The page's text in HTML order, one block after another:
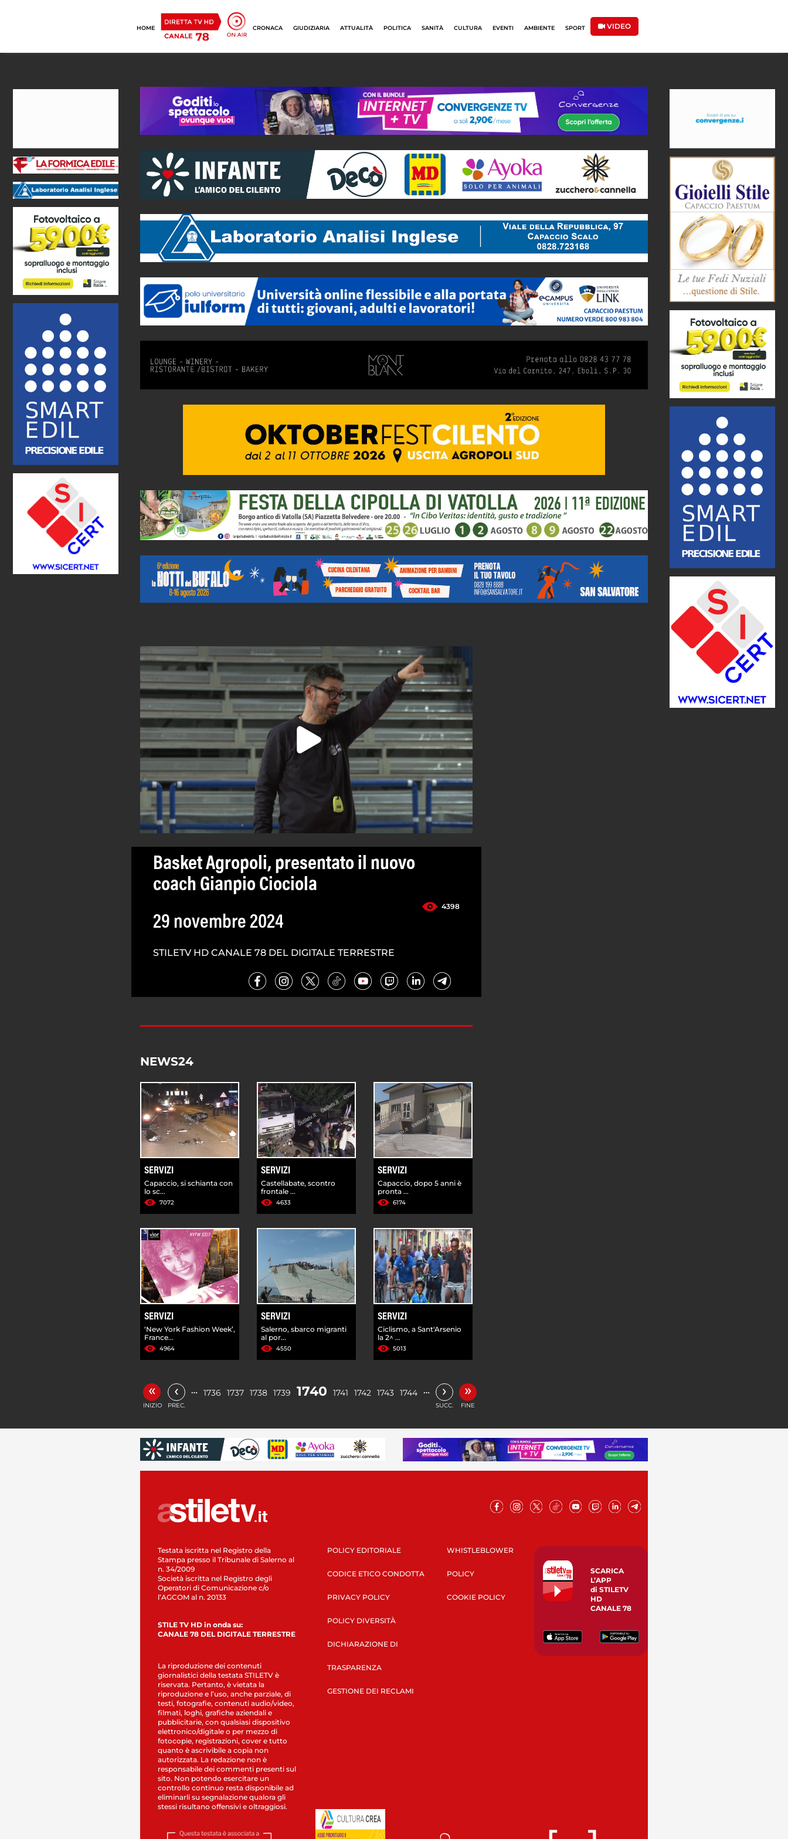
HOME CRONACA GIUDIZIARIA ATTUALITÀ POLITICA SANITÀ CULTURA EVENTI AMBIENTE SPORT VIDEO
Basket Agropoli, presentato il nuovo
coach Gianpio Ciociola
4398
29 novembre 2024
STILETV HD CANALE 78 DEL DIGITALE TERRESTRE
NEWS24
SERVIZI
Capaccio, si schianta con
lo sc...
7072
SERVIZI
Castellabate, scontro
frontale ...
4633
SERVIZI
Capaccio, dopo 5 anni è
pronta ...
6174
SERVIZI
‘New York Fashion Week’,
France...
4964
SERVIZI
Salerno, sbarco migranti
al por...
4550
SERVIZI
Ciclismo, a Sant'Arsenio
la 2^ ...
5013
«
INIZIO
‹
PREC.
… 1736 1737 1738 1739 1740 1741 1742 1743 1744 … ›
SUCC.
»
FINE
Testata iscritta nel Registro della
Stampa presso il Tribunale di Salerno al
n. 34/2009
Società iscritta nel Registro degli
Operatori di Comunicazione c/o
l’AGCOM al n. 20133
STILE TV HD in onda su:
CANALE 78 DEL DIGITALE TERRESTRE
La riproduzione dei contenuti
giornalistici della testata STILETV è
riservata. Pertanto, è vietata la
riproduzione e l’uso, anche parziale, di
testi, fotografie, contenuti audio/video,
filmati, loghi, grafiche aziendali e
pubblicitarie, con qualsiasi dispositivo
elettronico/digitale o per mezzo di
fotocopie, registrazioni, cover e tutto
quanto è ascrivibile a copia non
autorizzata. La redazione non è
responsabile dei commenti presenti sul
sito. Non potendo esercitare un
controllo continuo resta disponibile ad
eliminarli su segnalazione qualora gli
stessi risultano offensivi e oltraggiosi.
POLICY EDITORIALE
CODICE ETICO CONDOTTA
PRIVACY POLICY
POLICY DIVERSITÀ
DICHIARAZIONE DI
TRASPARENZA
GESTIONE DEI RECLAMI
WHISTLEBLOWER
POLICY
COOKIE POLICY
SCARICA
L’APP
di STILETV
HD
CANALE 78